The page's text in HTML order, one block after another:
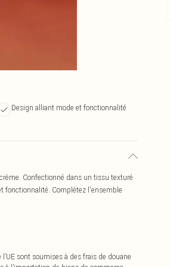
Design alliant mode et fonctionnalité
Confectionné dans un tissu texturé
fonctionnalité. Complétez l'ensemble
sont soumises à des frais de douane